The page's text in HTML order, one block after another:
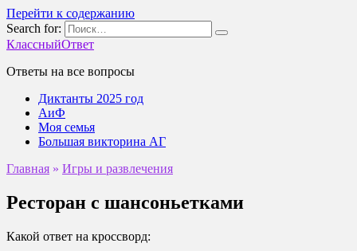
Перейти к содержанию
Search for:
КлассныйОтвет
Ответы на все вопросы
Диктанты 2025 год
АиФ
Моя семья
Большая викторина АГ
Главная » Игры и развлечения
Ресторан с шансоньетками
Какой ответ на кроссворд: